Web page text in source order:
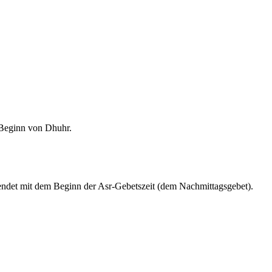
von Dhuhr.
mit dem Beginn der Asr-Gebetszeit (dem Nachmittagsgebet).